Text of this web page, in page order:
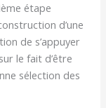
étape
d’une
de s’appuyer
le fait d’être
sélection des